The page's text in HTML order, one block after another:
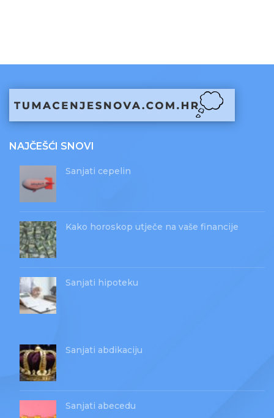
NAJČEŠĆI SNOVI
Sanjati cepelin
Kako horoskop utječe na vaše financije
Sanjati hipoteku
Sanjati abdikaciju
Sanjati abecedu